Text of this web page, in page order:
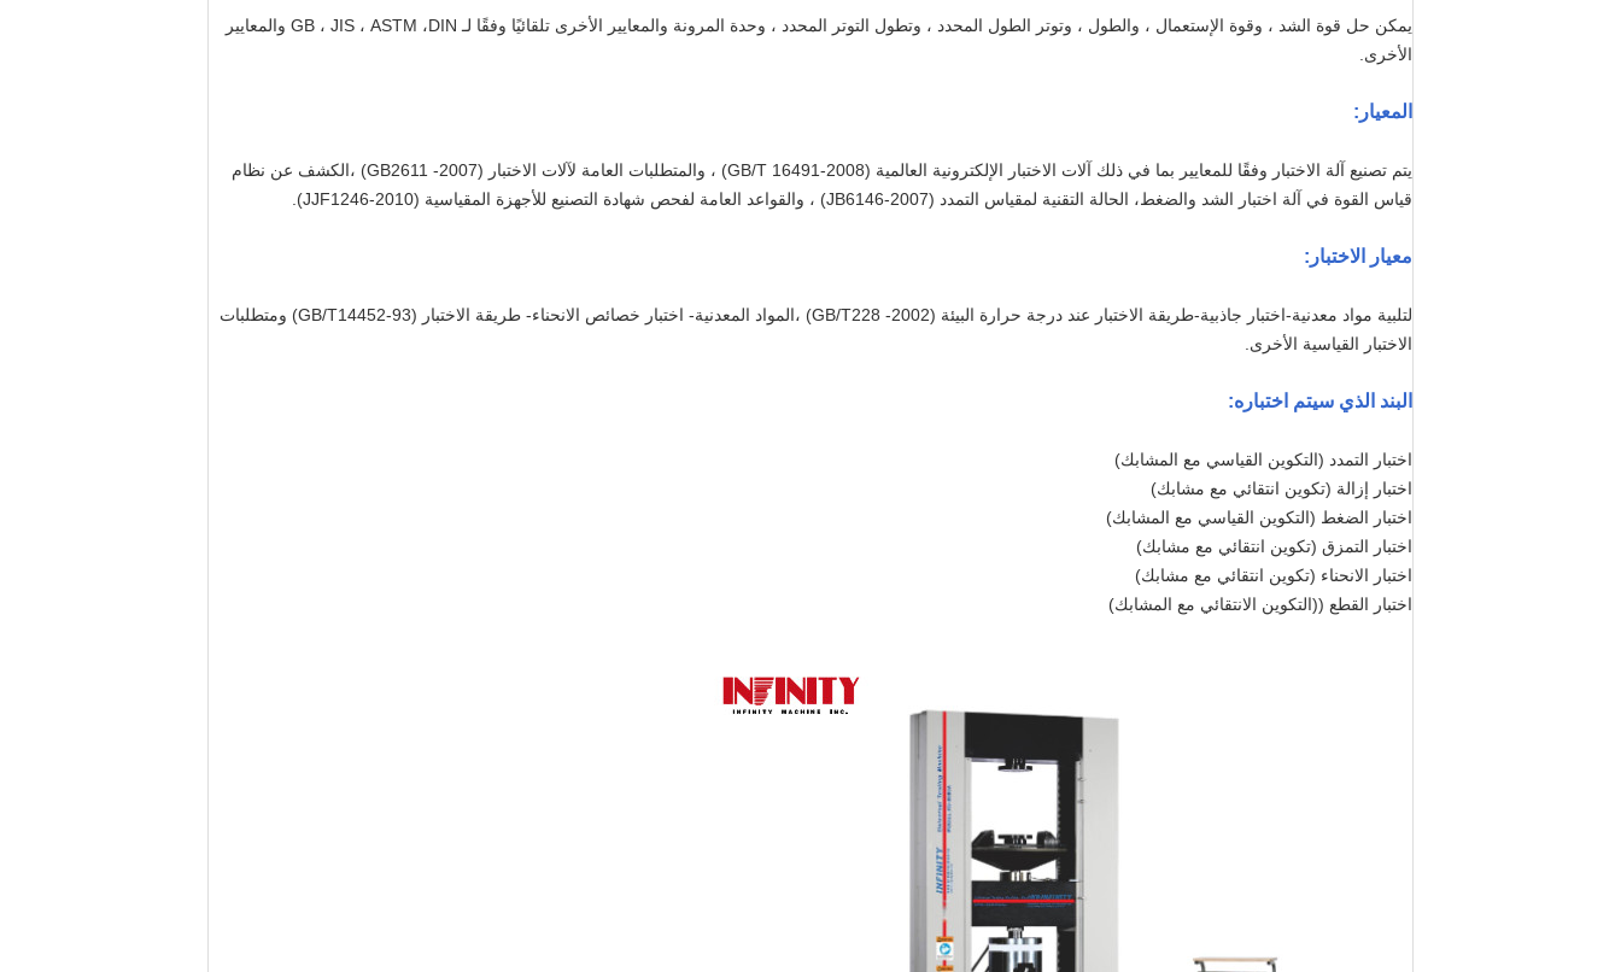
يمكن حل قوة الشد ، وقوة الإستعمال ، والطول ، وتوتر الطول المحدد ، وتطول التوتر المحدد ، وحدة المرونة والمعايير الأخرى تلقائيًا وفقًا لـ GB ، JIS ، ASTM ،DIN والمعايير
الأخرى.
المعيار :
يتم تصنيع آلة الاختبار وفقًا للمعايير بما في ذلك آلات الاختبار الإلكترونية العالمية (GB/T 16491-2008) ، والمتطلبات العامة لآلات الاختبار (GB2611 -2007) ،الكشف عن نظام
قياس القوة في آلة اختبار الشد والضغط، الحالة التقنية لمقياس التمدد (JB6146-2007) ، والقواعد العامة لفحص شهادة التصنيع للأجهزة المقياسية (JJF1246-2010).
معيار الاختبار :
لتلبية مواد معدنية-اختبار جاذبية-طريقة الاختبار عند درجة حرارة البيئة (GB/T228 -2002) ،المواد المعدنية- اختبار خصائص الانحناء- طريقة الاختبار (GB/T14452-93) ومتطلبات
الاختبار القياسية الأخرى.
البند الذي سيتم اختباره:
اختبار التمدد (التكوين القياسي مع المشابك)
اختبار إزالة (تكوين انتقائي مع مشابك)
اختبار الضغط (التكوين القياسي مع المشابك)
اختبار التمزق (تكوين انتقائي مع مشابك)
اختبار الانحناء (تكوين انتقائي مع مشابك)
اختبار القطع ((التكوين الانتقائي مع المشابك)